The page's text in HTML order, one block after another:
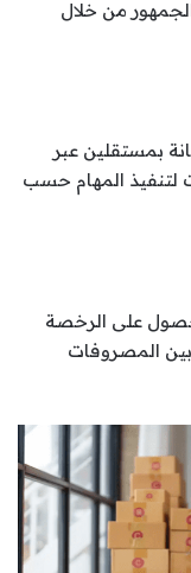
الجمهور من خلال
بمستقلين عبر
المهام حسب
على الرخصة
بين المصروفات